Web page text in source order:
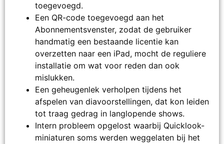
toegevoegd.
Een QR-code toegevoegd aan het
Abonnementsvenster, zodat de gebruiker
handmatig een bestaande licentie kan
overzetten naar een iPad, mocht de reguliere
installatie om wat voor reden dan ook
mislukken.
Een geheugenlek verholpen tijdens het
afspelen van diavoorstellingen, dat kon leiden
tot traag gedrag in langlopende shows.
Intern probleem opgelost waarbij Quicklook-
miniaturen soms werden weggelaten bij het